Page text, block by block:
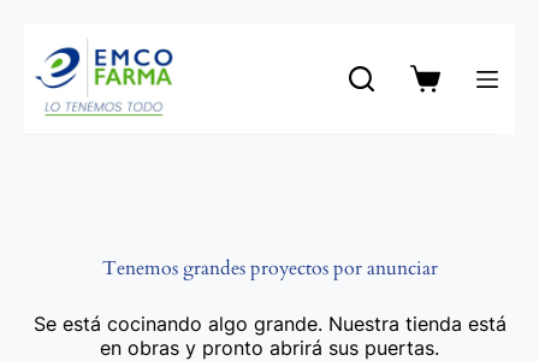
contenido
Carro
Tenemos grandes proyectos por anunciar
Se está cocinando algo grande. Nuestra tienda está
en obras y pronto abrirá sus puertas.